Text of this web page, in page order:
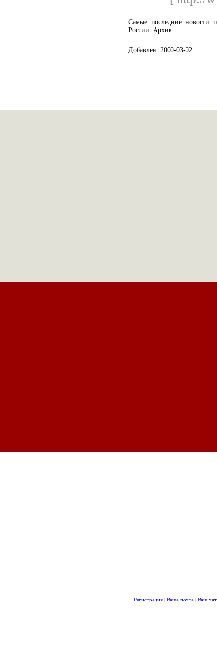
Самые последние новости
России. Архив.
Добавлен: 2000-03-02
Регистрация | Ваша почта | Ваш чат